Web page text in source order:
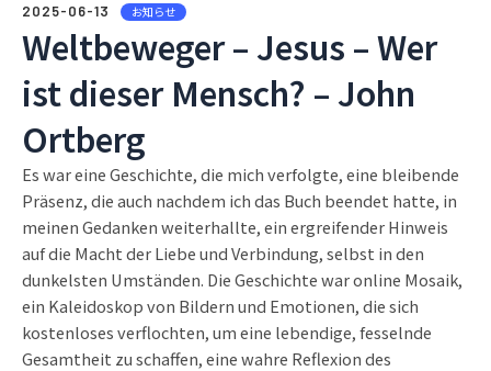
2025-06-13 お知らせ
Weltbeweger – Jesus – Wer
ist dieser Mensch? – John
Ortberg
Es war eine Geschichte, die mich verfolgte, eine bleibende
Präsenz, die auch nachdem ich das Buch beendet hatte, in
meinen Gedanken weiterhallte, ein ergreifender Hinweis
auf die Macht der Liebe und Verbindung, selbst in den
dunkelsten Umständen. Die Geschichte war online Mosaik,
ein Kaleidoskop von Bildern und Emotionen, die sich
kostenloses verflochten, um eine lebendige, fesselnde
Gesamtheit zu schaffen, eine wahre Reflexion des